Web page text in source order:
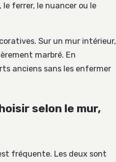
ferrer, le nuancer ou le
Sur un mur intérieur,
marbré. En
anciens sans les enfermer
selon le mur,
fréquente. Les deux sont